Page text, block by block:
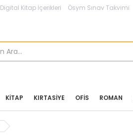
Digital Kitap İçerikleri Ösym Sınav Takvimi
ROMAN
OFIS
KIRTASIYE
KITAP